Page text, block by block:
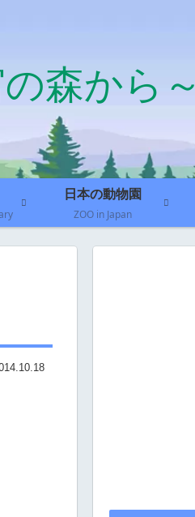
森から～
日本の動物園
ZOO in Japan